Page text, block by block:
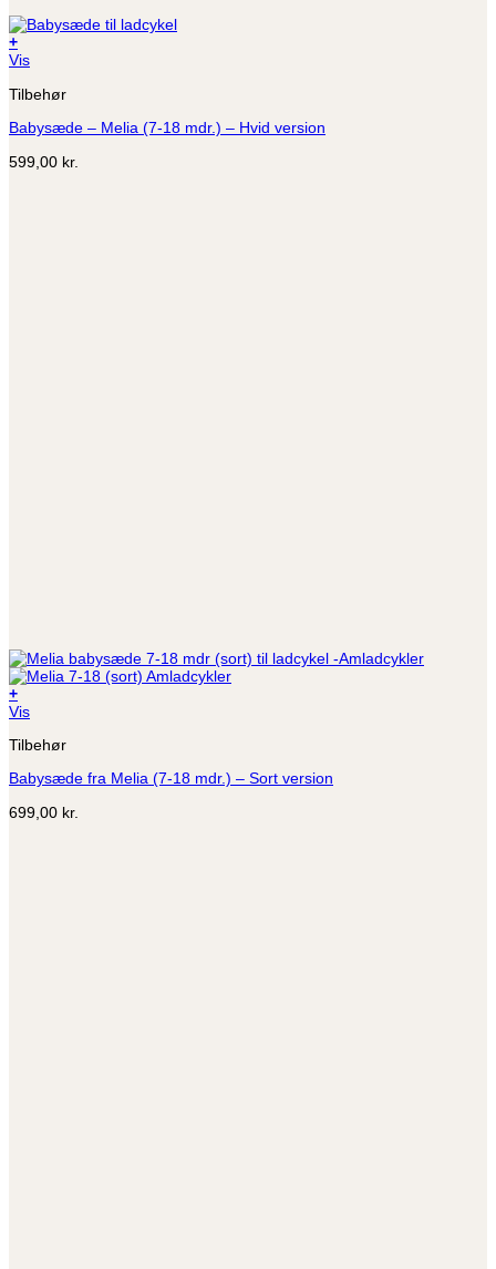
+
Vis
Tilbehør
Babysæde – Melia (7-18 mdr.) – Hvid version
599,00 kr.
+
Vis
Tilbehør
Babysæde fra Melia (7-18 mdr.) – Sort version
699,00 kr.